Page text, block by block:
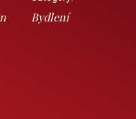
Bydlení